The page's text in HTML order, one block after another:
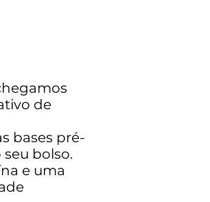
de
bases pré-
bolso.
e uma